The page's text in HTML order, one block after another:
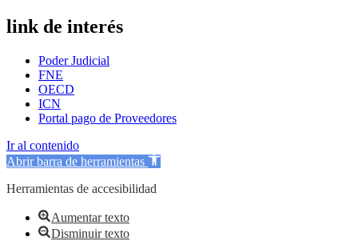
link de interés
Poder Judicial
FNE
OECD
ICN
Portal pago de Proveedores
Ir al contenido
Abrir barra de herramientas
Herramientas de accesibilidad
Aumentar texto
Disminuir texto